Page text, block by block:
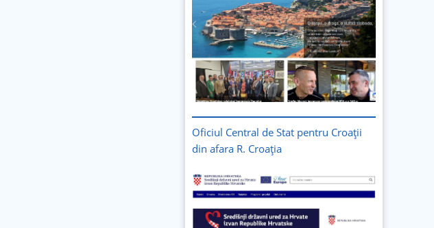
Oficiul Central de Stat pentru Croații
din afara R. Croația